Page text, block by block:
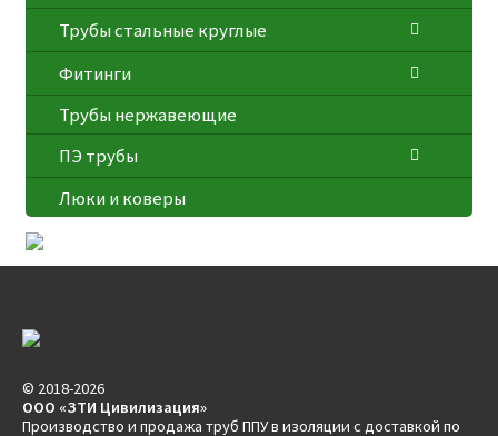
Трубы стальные круглые
Фитинги
Трубы нержавеющие
ПЭ трубы
Люки и коверы
© 2018-2026
ООО «ЗТИ Цивилизация»
Производство и продажа труб ППУ в изоляции с доставкой по